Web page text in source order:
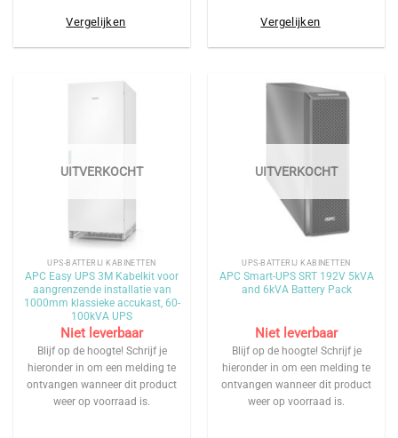
Vergelijken Vergelijken
UITVERKOCHT
UPS-BATTERIJ KABINETTEN
APC Easy UPS 3M Kabelkit voor
aangrenzende installatie van
1000mm klassieke accukast, 60-
100kVA UPS
Niet leverbaar
Blijf op de hoogte! Schrijf je
hieronder in om een melding te
ontvangen wanneer dit product
weer op voorraad is.
UITVERKOCHT
UPS-BATTERIJ KABINETTEN
APC Smart-UPS SRT 192V 5kVA
and 6kVA Battery Pack
Niet leverbaar
Blijf op de hoogte! Schrijf je
hieronder in om een melding te
ontvangen wanneer dit product
weer op voorraad is.